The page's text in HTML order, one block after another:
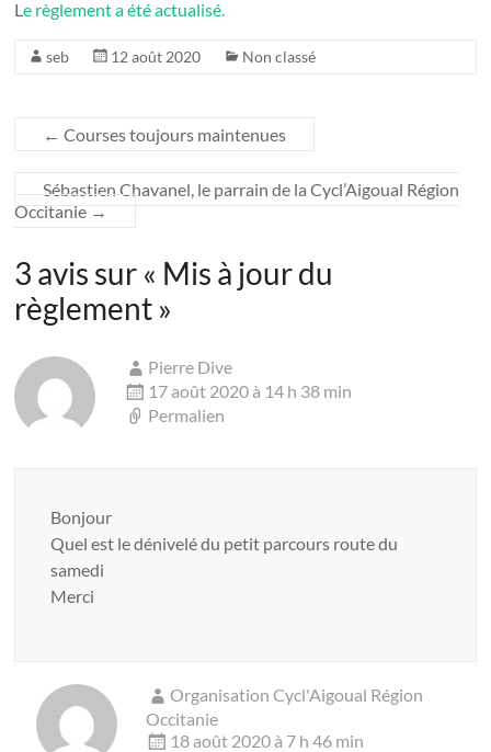
Le règlement a été actualisé.
seb 12 août 2020 Non classé
← Courses toujours maintenues
Sébastien Chavanel, le parrain de la Cycl’Aigoual Région
Occitanie →
3 avis sur « Mis à jour du
règlement »
Pierre Dive
17 août 2020 à 14 h 38 min
Permalien
Bonjour
Quel est le dénivelé du petit parcours route du
samedi
Merci
Organisation Cycl'Aigoual Région
Occitanie
18 août 2020 à 7 h 46 min